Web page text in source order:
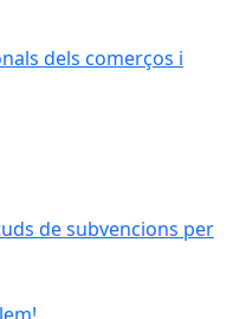
dels comerços i
de subvencions per